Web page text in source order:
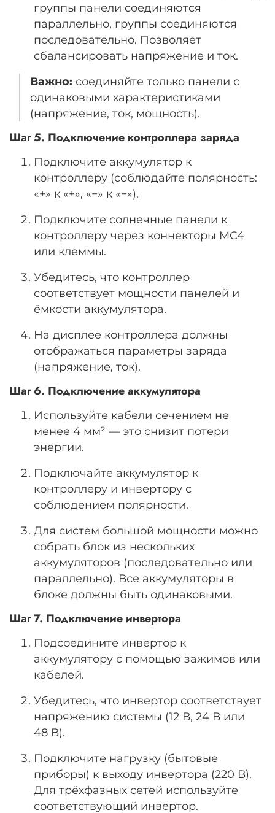
группы панели соединяются
параллельно, группы соединяются
последовательно. Позволяет
сбалансировать напряжение и ток.
Важно: соединяйте только панели с
одинаковыми характеристиками
(напряжение, ток, мощность).
Шаг 5. Подключение контроллера заряда
Подключите аккумулятор к
контроллеру (соблюдайте полярность:
«+» к «+», «−» к «−»).
Подключите солнечные панели к
контроллеру через коннекторы MC4
или клеммы.
Убедитесь, что контроллер
соответствует мощности панелей и
ёмкости аккумулятора.
На дисплее контроллера должны
отображаться параметры заряда
(напряжение, ток).
Шаг 6. Подключение аккумулятора
Используйте кабели сечением не
менее 4 мм² — это снизит потери
энергии.
Подключайте аккумулятор к
контроллеру и инвертору с
соблюдением полярности.
Для систем большой мощности можно
собрать блок из нескольких
аккумуляторов (последовательно или
параллельно). Все аккумуляторы в
блоке должны быть одинаковыми.
Шаг 7. Подключение инвертора
Подсоедините инвертор к
аккумулятору с помощью зажимов или
кабелей.
Убедитесь, что инвертор соответствует
напряжению системы (12 В, 24 В или
48 В).
Подключите нагрузку (бытовые
приборы) к выходу инвертора (220 В).
Для трёхфазных сетей используйте
соответствующий инвертор.